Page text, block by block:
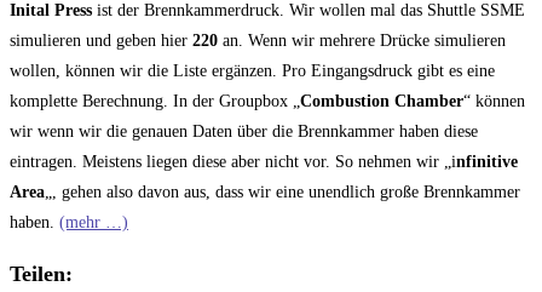
Inital Press ist der Brennkammerdruck. Wir wollen mal das Shuttle SSME
simulieren und geben hier 220 an. Wenn wir mehrere Drücke simulieren
wollen, können wir die Liste ergänzen. Pro Eingangsdruck gibt es eine
komplette Berechnung. In der Groupbox „Combustion Chamber“ können
wir wenn wir die genauen Daten über die Brennkammer haben diese
eintragen. Meistens liegen diese aber nicht vor. So nehmen wir „infinitive
Area„, gehen also davon aus, dass wir eine unendlich große Brennkammer
haben. (mehr …)
Teilen: